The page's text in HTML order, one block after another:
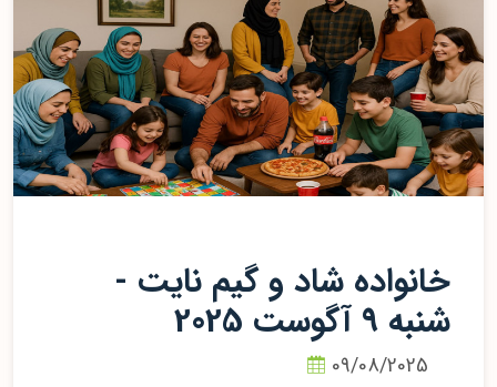
خانواده شاد و گیم نایت -
شنبه 9 آگوست 2025
09/08/2025